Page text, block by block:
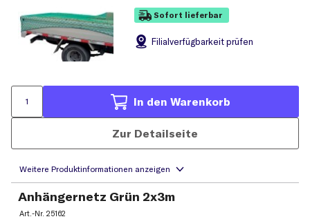
Sofort lieferbar
Filialverfügbarkeit prüfen
In den Warenkorb
Zur Detailseite
Anhängernetz Grün 2x3m
Art.-Nr.25162